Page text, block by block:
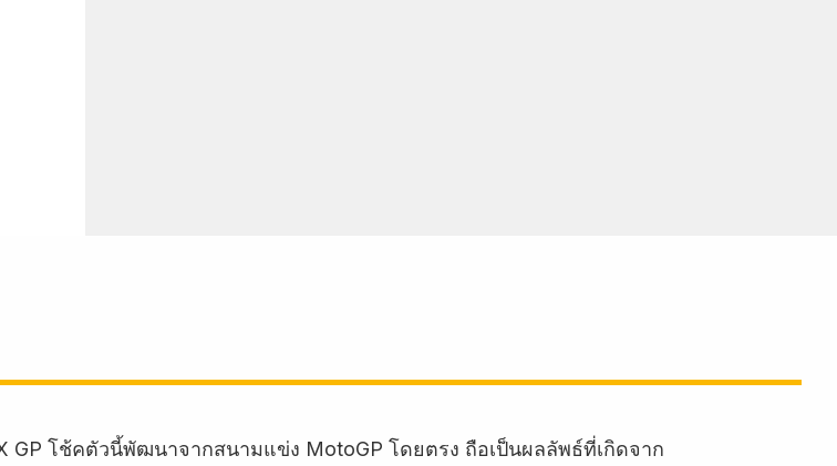
โช้คตัวนี้พัฒนาจากสนามแข่ง MotoGP โดยตรง ถือเป็นผลลัพธ์ที่เกิดจาก